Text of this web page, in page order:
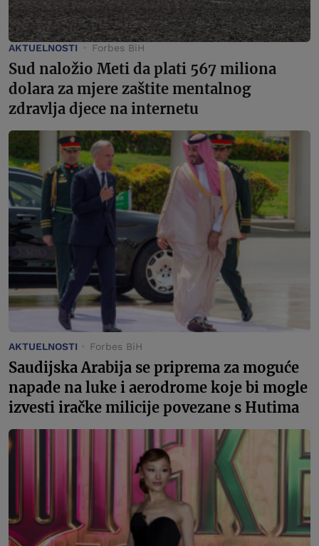
AKTUELNOSTI Forbes BiH
Sud naložio Meti da plati 567 miliona
dolara za mjere zaštite mentalnog
zdravlja djece na internetu
AKTUELNOSTI Forbes BiH
Saudijska Arabija se priprema za moguće
napade na luke i aerodrome koje bi mogle
izvesti iračke milicije povezane s Hutima